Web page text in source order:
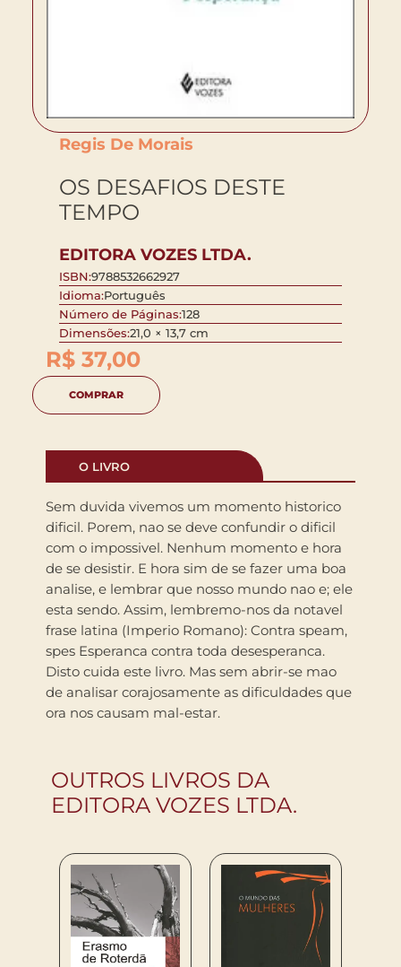
Regis De Morais
OS DESAFIOS DESTE
TEMPO
EDITORA VOZES LTDA.
ISBN:9788532662927
Idioma:Português
Número de Páginas:128
Dimensões:21,0 × 13,7 cm
R$ 37,00
COMPRAR
O LIVRO
Sem duvida vivemos um momento historico
dificil. Porem, nao se deve confundir o dificil
com o impossivel. Nenhum momento e hora
de se desistir. E hora sim de se fazer uma boa
analise, e lembrar que nosso mundo nao e; ele
esta sendo. Assim, lembremo-nos da notavel
frase latina (Imperio Romano): Contra speam,
spes Esperanca contra toda desesperanca.
Disto cuida este livro. Mas sem abrir-se mao
de analisar corajosamente as dificuldades que
ora nos causam mal-estar.
OUTROS LIVROS DA
EDITORA VOZES LTDA.